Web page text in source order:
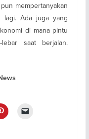
mempertanyakan
lagi. Ada juga yang
di mana pintu
saat berjalan.